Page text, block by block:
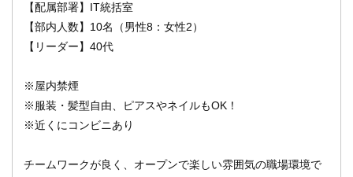
【配属部署】IT統括室
【部内人数】10名（男性8：女性2）
【リーダー】40代
※屋内禁煙
※服装・髪型自由、ピアスやネイルもOK！
※近くにコンビニあり
チームワークが良く、オープンで楽しい雰囲気の職場環境で